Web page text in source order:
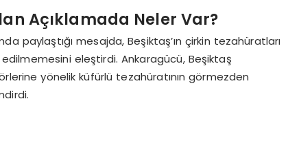
Açıklamada Neler Var?
paylaştığı mesajda, Beşiktaş’ın çirkin tezahüratları
edilmemesini eleştirdi. Ankaragücü, Beşiktaş
yönelik küfürlü tezahüratının görmezden